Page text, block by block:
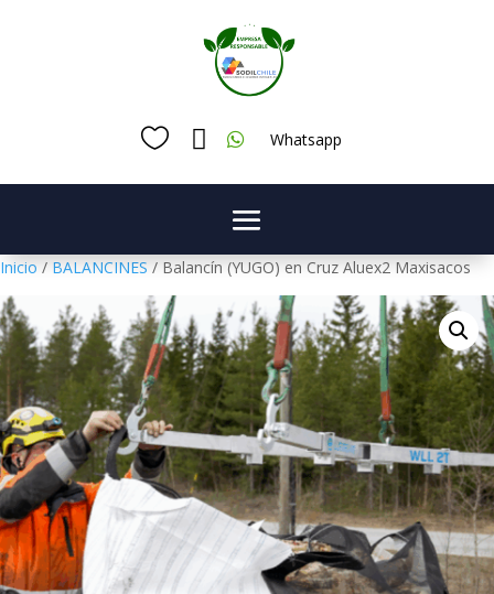
   Whatsapp
Inicio / BALANCINES / Balancín (YUGO) en Cruz Aluex2 Maxisacos